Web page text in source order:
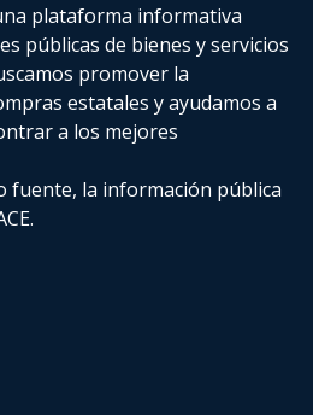
plataforma informativa
públicas de bienes y servicios
promover la
estatalesy ayudamos a
a los mejores
fuente, la información pública